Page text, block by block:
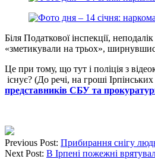
Біля Податкової інспекції,
«зметикували на трьох»,
Це при тому, що тут і поліція з
існує? (До речі, на гроші
представників СБУ та
Previous Post: Прибирання снігу
Next Post: В Ірпені пожежні